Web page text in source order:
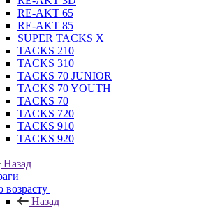
RE-AKT 65
RE-AKT 85
SUPER TACKS X
TACKS 210
TACKS 310
TACKS 70 JUNIOR
TACKS 70 YOUTH
TACKS 70
TACKS 720
TACKS 910
TACKS 920
Назад
возрасту
Назад